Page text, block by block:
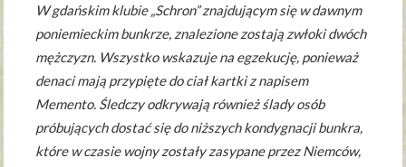
W gdańskim klubie „Schron” znajdującym się w dawnym
poniemieckim bunkrze, znalezione zostają zwłoki dwóch
mężczyzn. Wszystko wskazuje na egzekucję, ponieważ
denaci mają przypięte do ciał kartki z napisem
Memento. Śledczy odkrywają również ślady osób
próbujących dostać się do niższych kondygnacji bunkra,
które w czasie wojny zostały zasypane przez Niemców,